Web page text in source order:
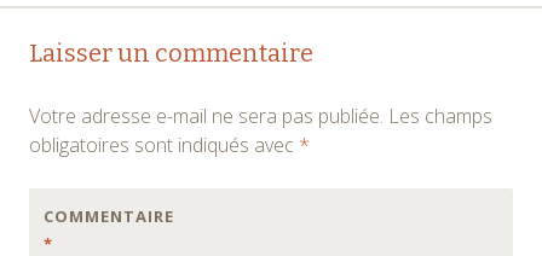
Navigation
articles
Laisser un commentaire
Votre adresse e-mail ne sera pas publiée. Les champs
obligatoires sont indiqués avec *
COMMENTAIRE
*